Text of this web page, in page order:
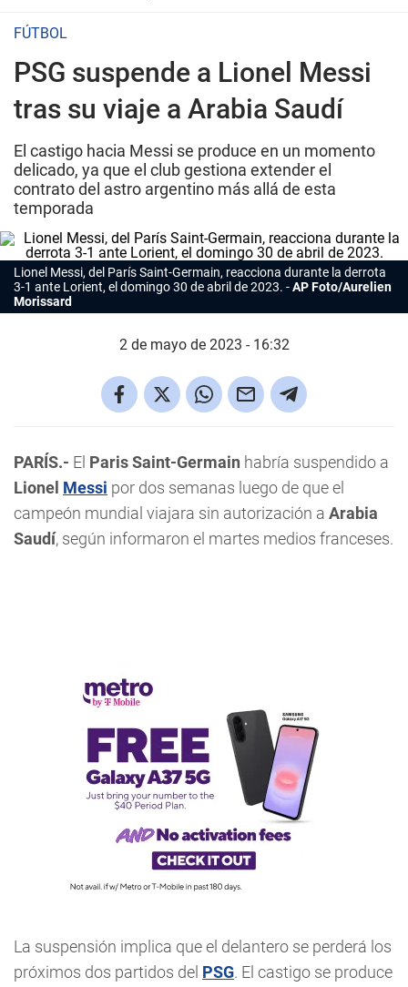
FÚTBOL
PSG suspende a Lionel Messi
tras su viaje a Arabia Saudí
El castigo hacia Messi se produce en un momento
delicado, ya que el club gestiona extender el
contrato del astro argentino más allá de esta
temporada
Lionel Messi, del París Saint-Germain, reacciona durante la derrota
3-1 ante Lorient, el domingo 30 de abril de 2023.
AP Foto/Aurelien
Morissard
2 de mayo de 2023 - 16:32
PARÍS.- El Paris Saint-Germain habría suspendido a
Lionel Messi por dos semanas luego de que el
campeón mundial viajara sin autorización a Arabia
Saudí, según informaron el martes medios franceses.
La suspensión implica que el delantero se perderá los
próximos dos partidos del PSG. El castigo se produce